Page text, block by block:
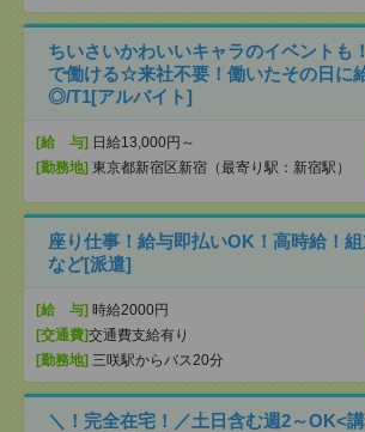
ちいさいかわいいキャラのイベントも
で働ける☆来社不要！働いたその日に
◎/T1[アルバイト]
[給 与] 日給13,000円～
[勤務地] 東京都新宿区新宿（最寄り駅：新宿駅）
座り仕事！給与即払いOK！高時給！
など[派遣]
[給 与] 時給2000円
[交通費]交通費支給有り
[勤務地] 三咲駅からバス20分
＼！完全在宅！／土日含む週2～OK<